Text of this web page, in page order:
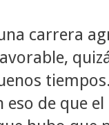
carrera
eso de que